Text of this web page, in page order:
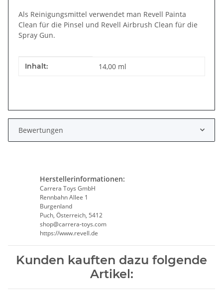
Als Reinigungsmittel verwendet man Revell Painta
Clean für die Pinsel und Revell Airbrush Clean für die
Spray Gun.
Produkteigenschaft
Wert
Inhalt: 14,00 ml
Bewertungen
Herstellerinformationen:
Carrera Toys GmbH
Rennbahn Allee 1
Burgenland
Puch, Österreich, 5412
shop@carrera-toys.com
https://www.revell.de
Kunden kauften dazu folgende
Artikel: